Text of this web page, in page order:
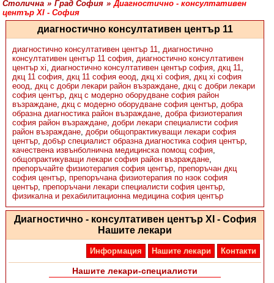
Столична » Град София » Диагностично - консултативен
център XI - София
диагностично консултативен център 11
диагностично консултативен център 11, диагностично
консултативен център 11 софия, диагностично консултативен
център xi, диагностично консултативен център софия, дкц 11,
дкц 11 софия, дкц 11 софия еоод, дкц xi софия, дкц xi софия
еоод, дкц с добри лекари район възраждане, дкц с добри лекари
софия център, дкц с модерно оборудване софия район
възраждане, дкц с модерно оборудване софия център, добра
образна диагностика район възраждане, добра физиотерапия
софия район възраждане, добри лекари специалисти софия
район възраждане, добри общопрактикуващи лекари софия
център, добър специалист образна диагностика софия център,
качествена извънболнична медицинска помощ софия,
общопрактикуващи лекари софия район възраждане,
препоръчайте физиотерапия софия център, препоръчан дкц
софия център, препоръчана физиотерапия по нзок софия
център, препоръчани лекари специалисти софия център,
физикална и рехабилитационна медицина софия център
Диагностично - консултативен център XI - София
Нашите лекари
Информация Нашите лекари Контакти
Нашите лекари-специалисти